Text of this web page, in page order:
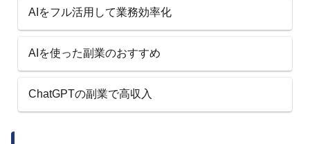
AIをフル活用して業務効率化
AIを使った副業のおすすめ
ChatGPTの副業で高収入